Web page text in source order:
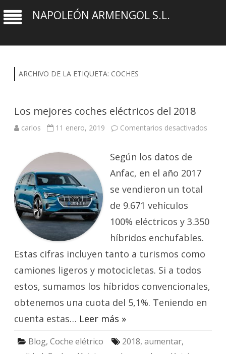
NAPOLEÓN ARMENGOL S.L.
ARCHIVO DE LA ETIQUETA: COCHES
Los mejores coches eléctricos del 2018
carlos 11 enero, 2019 Comentarios desactivados
Según los datos de
Anfac, en el año 2017
se vendieron un total
de 9.671 vehículos
100% eléctricos y 3.350
híbridos enchufables.
Estas cifras incluyen tanto a turismos como
camiones ligeros y motocicletas. Si a todos
estos, sumamos los híbridos convencionales,
obtenemos una cuota del 5,1%. Teniendo en
cuenta estas… Leer más »
Blog, Coche elétrico 2018, aumentar,